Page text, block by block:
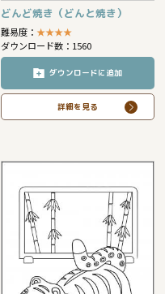
どんど焼き（どんと焼き）
難易度：★★★★
ダウンロード数：1560
ダウンロードに追加
詳細を見る